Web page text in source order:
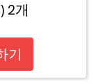
2개
기